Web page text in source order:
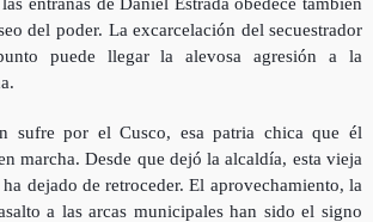
del poder. La excarcelación del secuestrador
puede llegar la alevosa agresión a la
sufre por el Cusco, esa patria chica que él
marcha. Desde que dejó la alcaldía, esta vieja
dejado de retroceder. El aprovechamiento, la
a las arcas municipales han sido el signo